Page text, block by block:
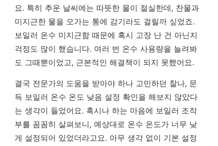
요. 특히 추운 날씨에는 따뜻한 물이 절실한데, 찬물과
미지근한 물을 오가는 통에 감기라도 걸릴까 싶었죠.
보일러 온수 미지근함 때문에 혹시 고장 난 건 아닌지
걱정도 많이 했습니다. 여러 번 온수 사용량을 늘려봐
도 그때뿐이었고, 근본적인 해결책이 되지 못했어요.
결국 전문가의 도움을 받아야 하나 고민하던 찰나, 문
득 보일러 온수 온도 낮음 설정 확인을 해보지 않았다
는 생각이 들었어요. 혹시나 하는 마음에 보일러 조작
부를 꼼꼼히 살펴보니, 예상대로 온수 온도가 너무 낮
게 설정되어 있었더라고요. 아무 생각 없이 기본 설정